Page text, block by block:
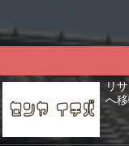
リ
へ